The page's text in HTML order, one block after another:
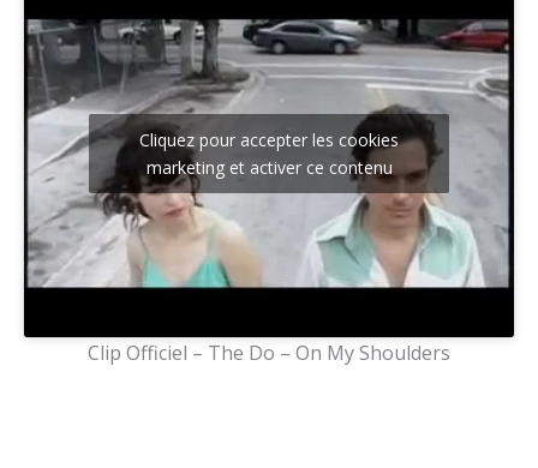
Cliquez pour accepter les cookies
marketing et activer ce contenu
Clip Officiel – The Do – On My Shoulders